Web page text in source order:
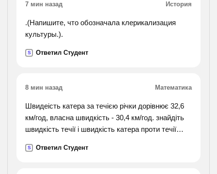
7 мин назад История
.(Напишите, что обозначала клерикализация
культуры.).
S Ответил Студент
8 мин назад Математика
Швидеість катера за течією річки дорівнює 32,6
км/год, власна швидкість - 30,4 км/год. знайдіть
швидкість течії і швидкість катера проти течії
S Ответил Студент